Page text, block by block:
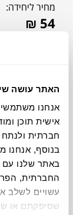
האתר עושה
אישית תוכן
חברתית
בנוסף, אנחנו
באתר שלנו עם
החברתית,
עשויים לשלב
שסיפקתם או
מחיר ליחידה:
₪ 54
צבעים